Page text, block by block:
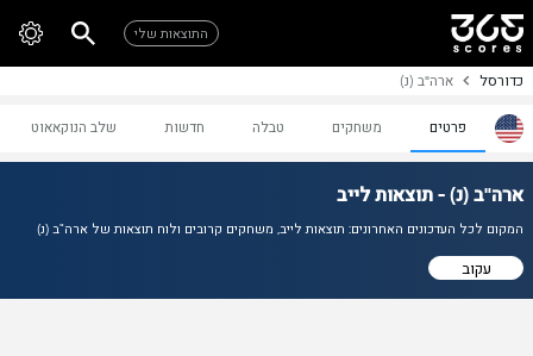
התוצאות שלי
כדורסל ארה"ב (נ)
פרטים משחקים טבלה חדשות שלב הנוקאאוט
ארה"ב (נ) - תוצאות לייב
המקום לכל העדכונים האחרונים: תוצאות לייב, משחקים קרובים ולוח תוצאות של ארה"ב (נ)
עקוב